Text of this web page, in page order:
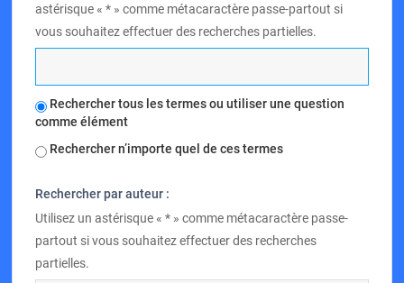
astérisque « * » comme métacaractère passe-partout si
vous souhaitez effectuer des recherches partielles.
Rechercher tous les termes ou utiliser une question
comme élément
Rechercher n’importe quel de ces termes
Rechercher par auteur :
Utilisez un astérisque « * » comme métacaractère passe-
partout si vous souhaitez effectuer des recherches
partielles.